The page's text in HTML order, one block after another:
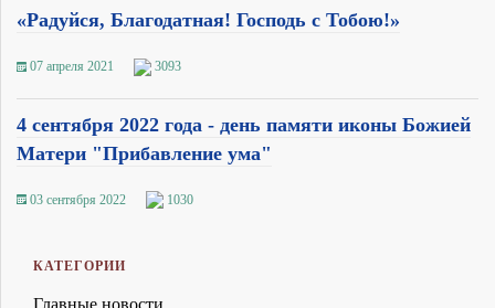
«Радуйся, Благодатная! Господь с Тобою!»
07 апреля 2021 3093
4 сентября 2022 года - день памяти иконы Божией
Матери "Прибавление ума"
03 сентября 2022 1030
КАТЕГОРИИ
Главные новости